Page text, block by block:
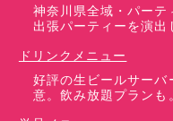
神奈川県全域・パーテ
出張パーティーを演出
ドリンクメニュー
好評の生ビールサー
意。飲み放題プランも。